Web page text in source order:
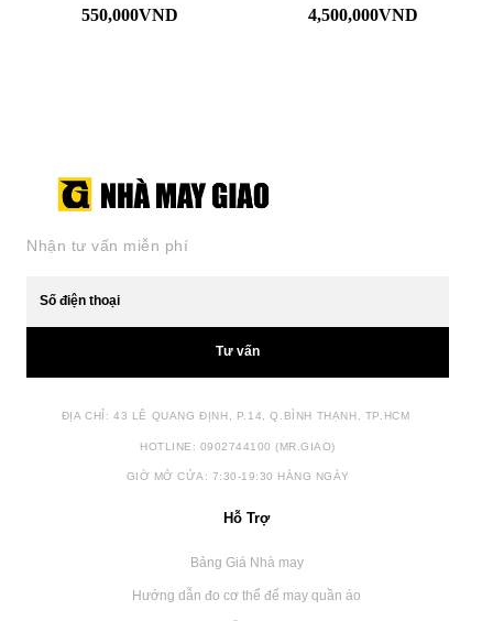
550,000VND 4,500,000VND
Nhận tư vấn miễn phí
Tư vấn
ĐỊA CHỈ: 43 LÊ QUANG ĐỊNH, P.14, Q.BÌNH THẠNH, TP.HCM
HOTLINE: 0902744100 (MR.GIAO)
GIỜ MỞ CỬA: 7:30-19:30 HÀNG NGÀY
Hỗ Trợ
Bảng Giá Nhà may
Hướng dẫn đo cơ thể để may quần áo